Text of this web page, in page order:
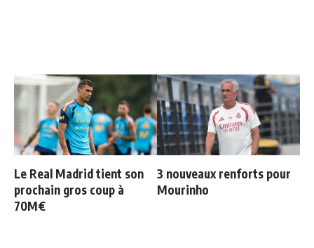
Le Real Madrid tient son
prochain gros coup à
70M€
3 nouveaux renforts pour
Mourinho